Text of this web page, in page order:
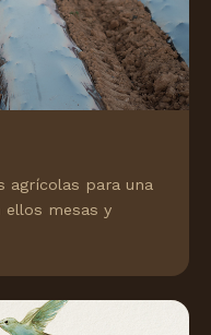
agrícolas para una
ellos mesas y